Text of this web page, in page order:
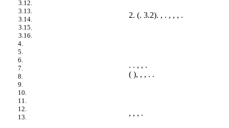
3.12.
3.13.
3.14.
3.15.
3.16.
4.
5.
6.
7.
8.
9.
10.
11.
12.
13.
2. (. 3.2). , . , , , .
. . , , .
( ), , , . .
, , , .